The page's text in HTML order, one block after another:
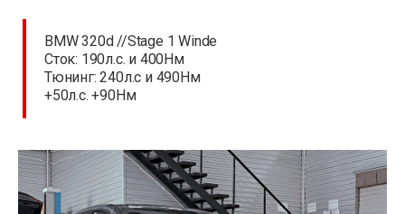
BMW 320d //Stage 1 Winde
Сток: 190л.с. и 400Нм
Тюнинг: 240л.с и 490Нм
+50л.с. +90Нм